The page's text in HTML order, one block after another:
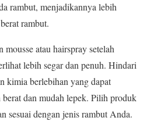
rambut, menjadikannya lebih
rambut.
atau hairspray setelah
lebih segar dan penuh. Hindari
kimia berlebihan yang dapat
dan mudah lepek. Pilih produk
sesuai dengan jenis rambut Anda.